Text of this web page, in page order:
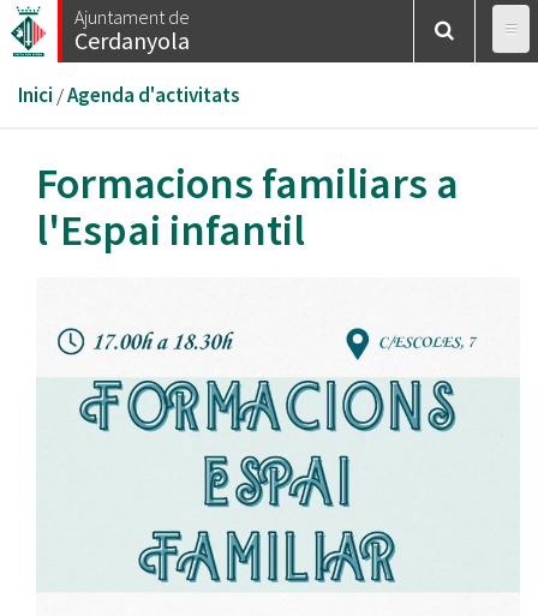
Vés
al
Ajuntament de
Cerdanyola
Esteu
aquí
Inici /Agenda d'activitats
Formacions familiars a
l'Espai infantil